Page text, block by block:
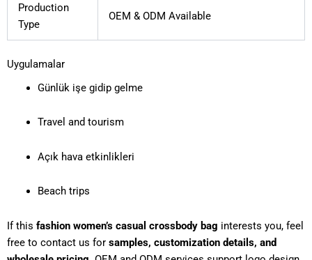
Production
Type
OEM & ODM Available
Uygulamalar
Günlük işe gidip gelme
Travel and tourism
Açık hava etkinlikleri
Beach trips
If this fashion women’s casual crossbody bag interests you, feel
free to contact us for samples, customization details, and